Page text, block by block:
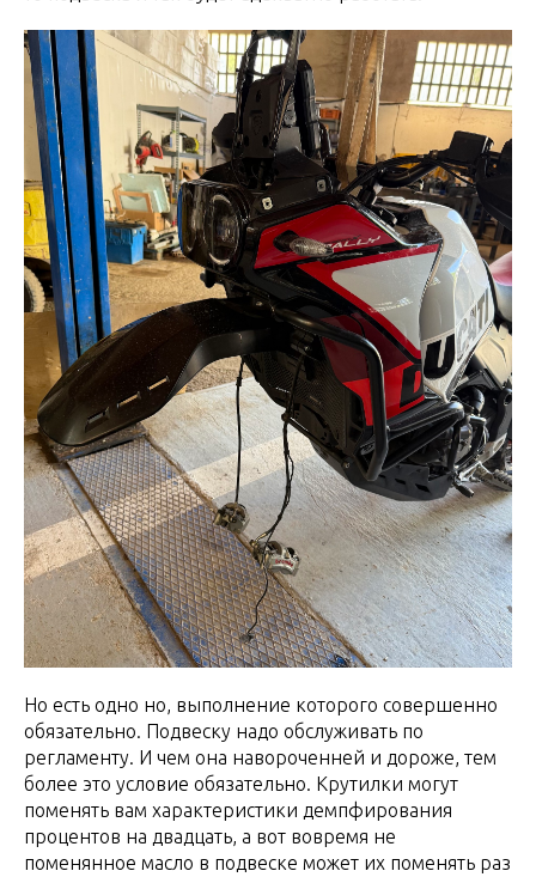
Но есть одно но, выполнение которого совершенно
обязательно. Подвеску надо обслуживать по
регламенту. И чем она навороченней и дороже, тем
более это условие обязательно. Крутилки могут
поменять вам характеристики демпфирования
процентов на двадцать, а вот вовремя не
поменянное масло в подвеске может их поменять раз